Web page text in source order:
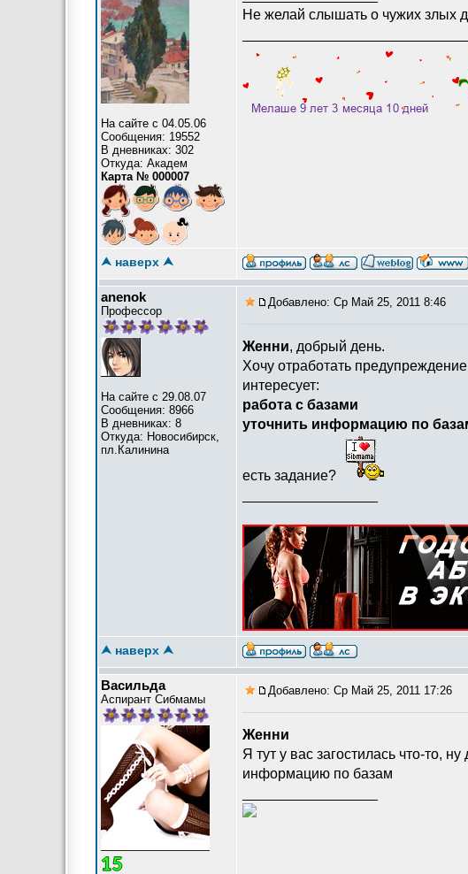
На сайте с 04.05.06
Сообщения: 19552
В дневниках: 302
Откуда: Академ
Карта № 000007
Не желай слышать о чужих злых
⮝ наверх ⮝
anenok
Профессор
На сайте с 29.08.07
Сообщения: 8966
В дневниках: 8
Откуда: Новосибирск,
пл.Калинина
Добавлено: Ср Май 25, 2011 8:46
Женни, добрый день.
Хочу отработать
интересует:
работа с базами
уточнить информацию по
есть задание?
⮝ наверх ⮝
Васильда
Аспирант Сибмамы
Добавлено: Ср Май 25, 2011 17:26
Женни
Я тут у вас загостилась что-то,
информацию по базам